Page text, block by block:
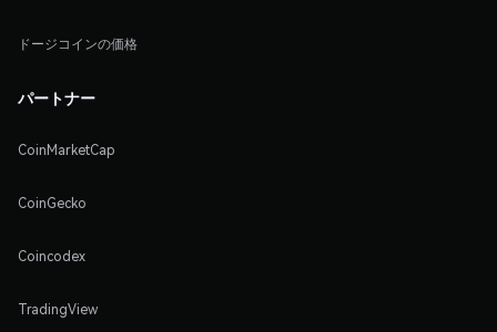
ドージコインの価格
パートナー
CoinMarketCap
CoinGecko
Coincodex
TradingView